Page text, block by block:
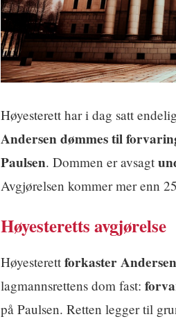
Høyesterett har i dag satt
Andersen dømmes til
Paulsen. Dommen er avsagt
Avgjørelsen kommer mer enn
Høyesteretts avgjørelse
Høyesterett forkaster
lagmannsrettens dom fast:
på Paulsen. Retten legger til